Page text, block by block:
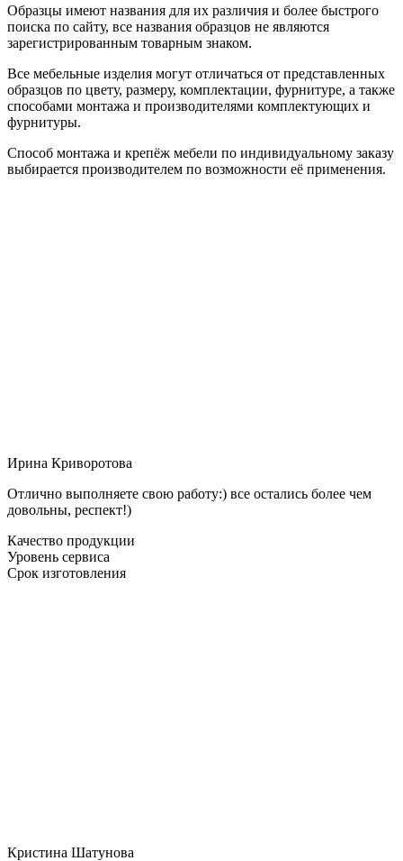
Образцы имеют названия для их различия и более быстрого
поиска по сайту, все названия образцов не являются
зарегистрированным товарным знаком.
Все мебельные изделия могут отличаться от представленных
образцов по цвету, размеру, комплектации, фурнитуре, а также
способами монтажа и производителями комплектующих и
фурнитуры.
Способ монтажа и крепёж мебели по индивидуальному заказу
выбирается производителем по возможности её применения.
Ирина Криворотова
Отлично выполняете свою работу:) все остались более чем
довольны, респект!)
Качество продукции
Уровень сервиса
Срок изготовления
Кристина Шатунова